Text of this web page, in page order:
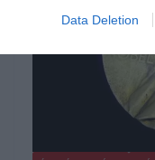
Data Deletion